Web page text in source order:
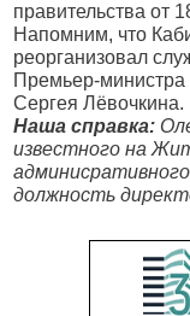
правительства от
Напомним, что
реорганизовал
Премьер-министра
Сергея Лёвочкина.
Наша справка:
известного на
должность